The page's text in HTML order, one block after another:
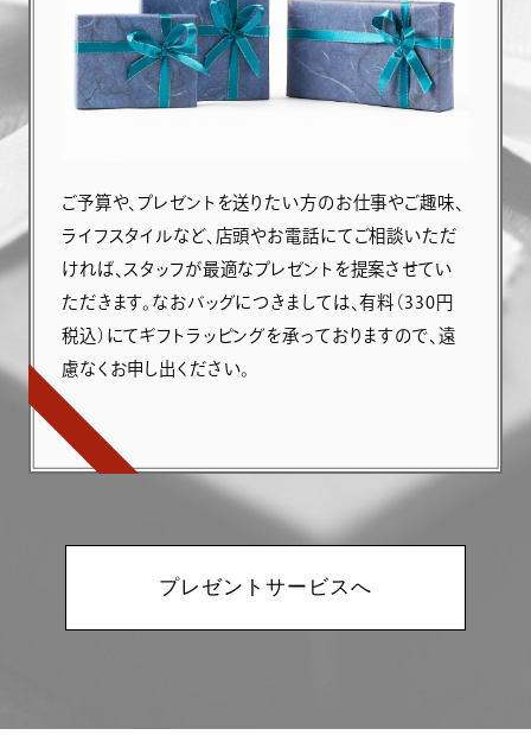
ご予算や、プレゼントを送りたい方のお仕事やご趣味、
ライフスタイルなど、店頭やお電話にてご相談いただ
ければ、スタッフが最適なプレゼントを提案させてい
ただきます。なおバッグにつきましては、有料（330円
税込）にてギフトラッピングを承っておりますので、遠
慮なくお申し出ください。
プレゼントサービスへ